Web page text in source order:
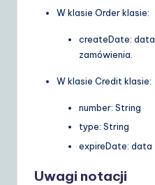
W klasie Orderklasie:
createDate: data
zamówienia.
W klasie Creditklasie:
number: String
type: String
expireDate: data
Uwagi notacji